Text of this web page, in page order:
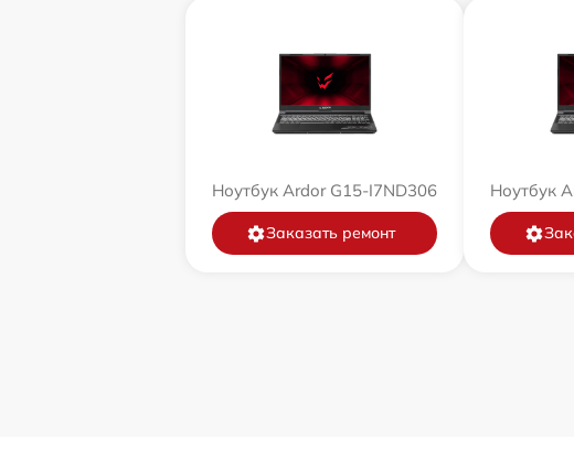
Ноутбук Ardor G15-I7ND306
Заказать ремонт
Ноутбук